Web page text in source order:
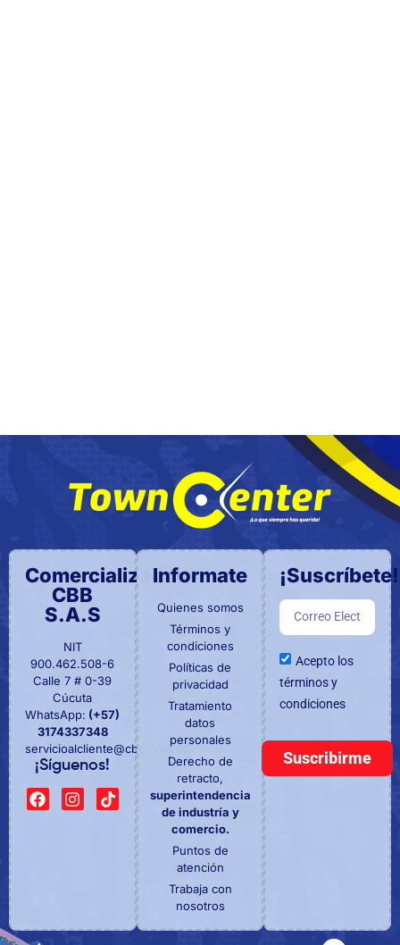
Comercializadora
CBB
S.A.S
NIT
900.462.508-6
Calle 7 # 0-39
Cúcuta
WhatsApp: (+57)
3174337348
servicioalcliente@cbb.com.co
¡Síguenos!
Informate
Quienes somos
Términos y
condiciones
Políticas de
privacidad
Tratamiento
datos
personales
Derecho de
retracto,
superintendencia
de industría y
comercio.
Puntos de
atención
Trabaja con
nosotros
¡Suscríbete!
Acepto los
términos y
condiciones
Suscribirme